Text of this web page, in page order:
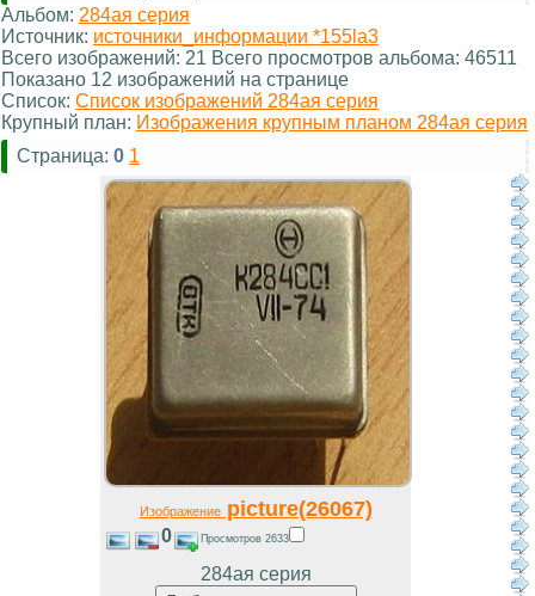
Альбом: 284ая серия
Источник: источники_информации *155la3
Всего изображений: 21 Всего просмотров альбома: 46511
Показано 12 изображений на странице
Список: Список изображений 284ая серия
Крупный план: Изображения крупным планом 284ая серия
Страница: 0 1
Изображениеpicture(26067)
0 Просмотров 2633
284ая серия